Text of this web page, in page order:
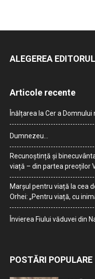
ALEGEREA
Articole recente
Înălțarea la Cer a Domnului
Dumnezeu…
Recunoștință și
viață – din partea preoților
Marșul pentru viață la cea
Orhei: „Pentru viață, cu
Învierea Fiului văduvei din
POSTĂRI POPULARE